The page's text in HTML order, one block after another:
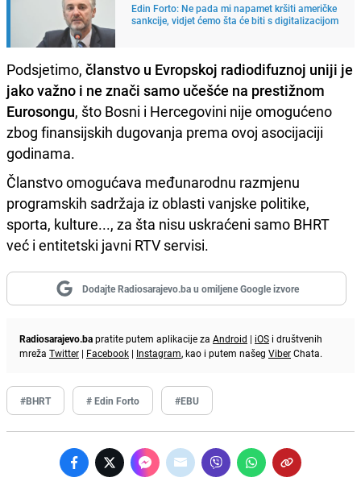
Edin Forto: Ne pada mi napamet kršiti američke
sankcije, vidjet ćemo šta će biti s digitalizacijom
Podsjetimo, članstvo u Evropskoj radiodifuznoj uniji je
jako važno i ne znači samo učešće na prestižnom
Eurosongu, što Bosni i Hercegovini nije omogućeno
zbog finansijskih dugovanja prema ovoj asocijaciji
godinama.
Članstvo omogućava međunarodnu razmjenu
programskih sadržaja iz oblasti vanjske politike,
sporta, kulture..., za šta nisu uskraćeni samo BHRT
već i entitetski javni RTV servisi.
Dodajte Radiosarajevo.ba u omiljene Google izvore
Radiosarajevo.bapratite putem aplikacije za Android | iOS i društvenih
mreža Twitter | Facebook | Instagram, kao i putem našeg ViberChata.
#BHRT # Edin Forto #EBU